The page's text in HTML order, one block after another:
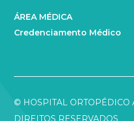
ÁREA MÉDICA
Credenciamento Médico
© HOSPITAL ORTOPÉDICO
DIREITOS RESERVADOS